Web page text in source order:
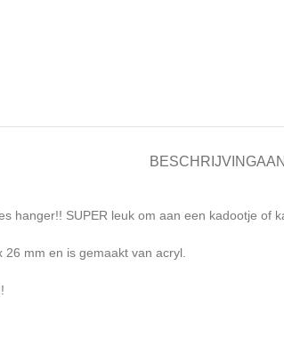
BESCHRIJVING
hanger!! SUPER leuk om aan een kadootje of
mm en is gemaakt van acryl.